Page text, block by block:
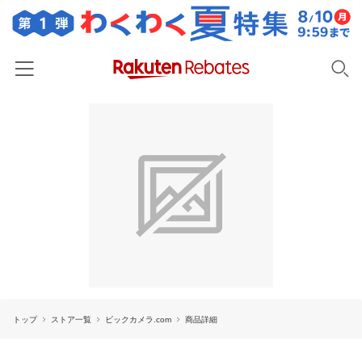
ファッション・インナー・小物
キッズ・ベビー用品
電子書籍特集
トップ ストア一覧 ビックカメラ.com 商品詳細